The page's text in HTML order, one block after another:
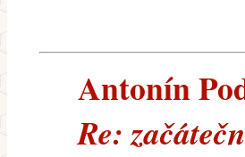
Antonín
Re: